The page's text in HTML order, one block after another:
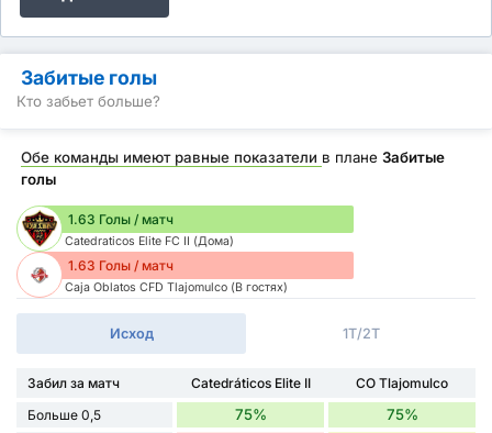
Забитые голы
Кто забьет больше?
Обе команды имеют равные показатели в плане Забитые
голы
1.63 Голы / матч
Catedraticos Elite FC II (Дома)
1.63 Голы / матч
Caja Oblatos CFD Tlajomulco (В гостях)
Исход 1Т/2Т
Забил за матч Catedráticos Elite II
CO Tlajomulco
Больше 0,5
75% 75%